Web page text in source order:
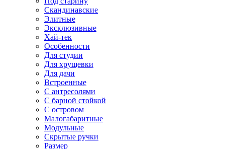
Скандинавские
Элитные
Эксклюзивные
Хай-тек
Особенности
Для студии
Для хрущевки
Для дачи
Встроенные
С антресолями
С барной стойкой
С островом
Малогабаритные
Модульные
Скрытые ручки
Размер